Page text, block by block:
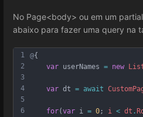
No Page<body> ou em um
abaixo para fazer uma query na
1
2
3
4
5
6
@{
var userNames = new
var dt = await
for(var i = 0; i < dt .